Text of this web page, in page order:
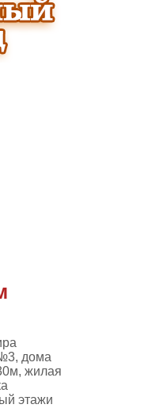
дома
жилая
этажи